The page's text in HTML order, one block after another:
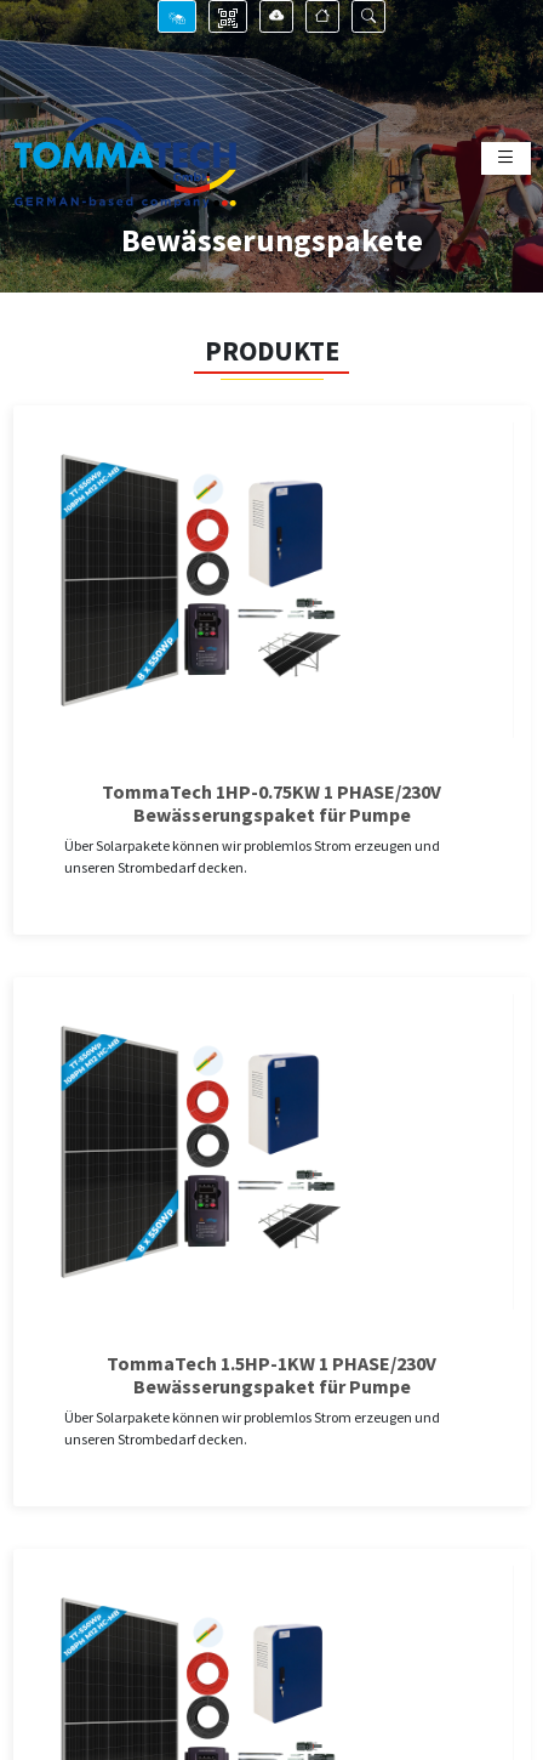
Bewässerungspakete
PRODUKTE
TommaTech 1HP-0.75KW 1 PHASE/230V
Bewässerungspaket für Pumpe
Über Solarpakete können wir problemlos Strom erzeugen und
unseren Strombedarf decken.
TommaTech 1.5HP-1KW 1 PHASE/230V
Bewässerungspaket für Pumpe
Über Solarpakete können wir problemlos Strom erzeugen und
unseren Strombedarf decken.